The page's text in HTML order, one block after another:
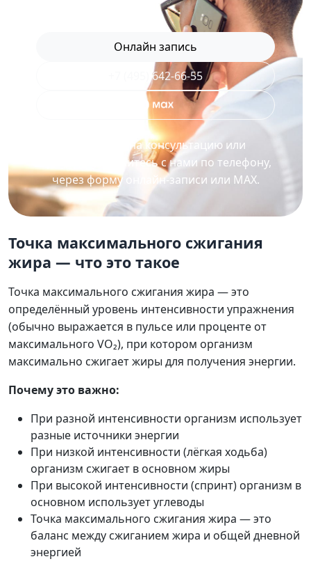
Онлайн запись
+7 (495) 642-66-55
Для записи на консультацию или
процедуру свяжитесь с нами по телефону,
через форму онлайн-записи или MAX.
Точка максимального сжигания
жира — что это такое
Точка максимального сжигания жира — это
определённый уровень интенсивности упражнения
(обычно выражается в пульсе или проценте от
максимального VO₂), при котором организм
максимально сжигает жиры для получения энергии.
Почему это важно:
При разной интенсивности организм использует
разные источники энергии
При низкой интенсивности (лёгкая ходьба)
организм сжигает в основном жиры
При высокой интенсивности (спринт) организм в
основном использует углеводы
Точка максимального сжигания жира — это
баланс между сжиганием жира и общей дневной
энергией